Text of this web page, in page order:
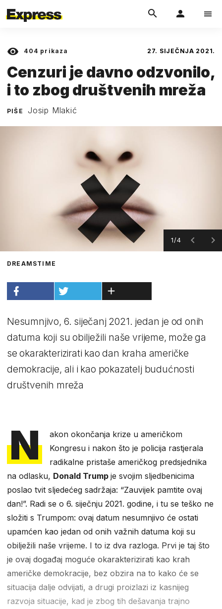
404 prikaza 27. SIJEČNJA 2021.
Cenzuri je davno odzvonilo,
i to zbog društvenih mreža
PIŠE Josip Mlakić
1/4
DREAMSTIME
Nesumnjivo, 6. siječanj 2021. jedan je od onih
datuma koji su obilježili naše vrijeme, može ga
se okarakterizirati kao dan kraha američke
demokracije, ali i kao pokazatelj budućnosti
društvenih mreža
N
akon okončanja krize u američkom
Kongresu i nakon što je policija rastjerala
radikalne pristaše američkog predsjednika
na odlasku, Donald Trump je svojim sljedbenicima
poslao tvit sljedećeg sadržaja: “Zauvijek pamtite ovaj
dan!”. Radi se o 6. siječnju 2021. godine, i tu se teško ne
složiti s Trumpom: ovaj datum nesumnjivo će ostati
upamćen kao jedan od onih važnih datuma koji su
obilježili naše vrijeme. I to iz dva razloga. Prvi je taj što
je ovaj događaj moguće okarakterizirati kao krah
američke demokracije, bez obzira na to kako će se
situacija dalje odvijati, a drugi proizlazi iz kasnijeg
razvoja situacije, kad je zbog tih dešavanja trajno